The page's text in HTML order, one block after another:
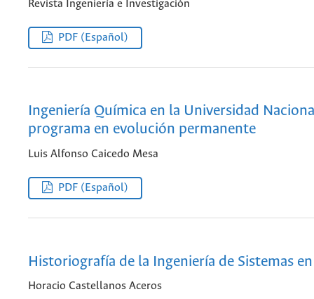
Revista Ingeniería e Investigación
PDF (Español)
Ingeniería Química en la Universidad
programa en evolución permanente
Luis Alfonso Caicedo Mesa
PDF (Español)
Historiografía de la Ingeniería de Sistemas
Horacio Castellanos Aceros